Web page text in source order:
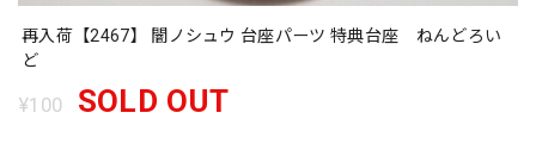
再入荷【2467】 闇ノシュウ 台座パーツ 特典台座 ねんどろい
ど
¥100 SOLD OUT